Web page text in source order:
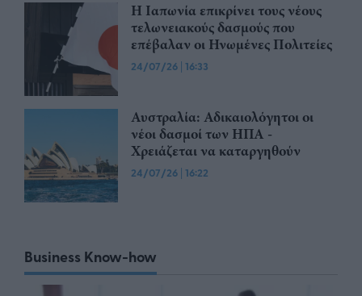
Η Ιαπωνία επικρίνει τους νέους
τελωνειακούς δασμούς που
επέβαλαν οι Ηνωμένες Πολιτείες
24/07/26 | 16:33
Αυστραλία: Αδικαιολόγητοι οι
νέοι δασμοί των ΗΠΑ -
Χρειάζεται να καταργηθούν
24/07/26 | 16:22
Business Know-how